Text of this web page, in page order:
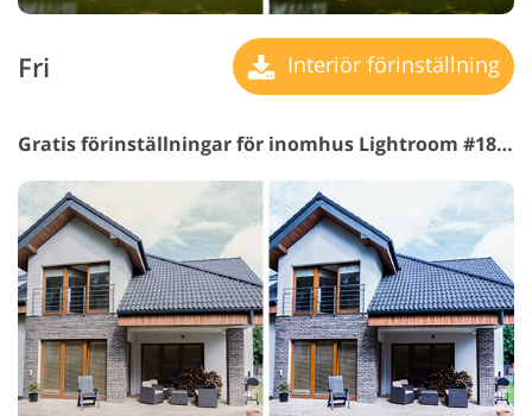
Fri Interiör förinställning
Gratis förinställningar för inomhus Lightroom #18 "Cool"